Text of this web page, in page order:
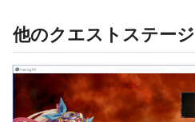
他のクエストステージ